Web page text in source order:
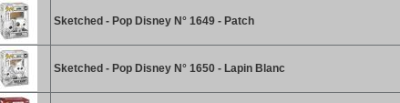
Sketched - Pop Disney N° 1649 - Patch
Sketched - Pop Disney N° 1650 - Lapin Blanc